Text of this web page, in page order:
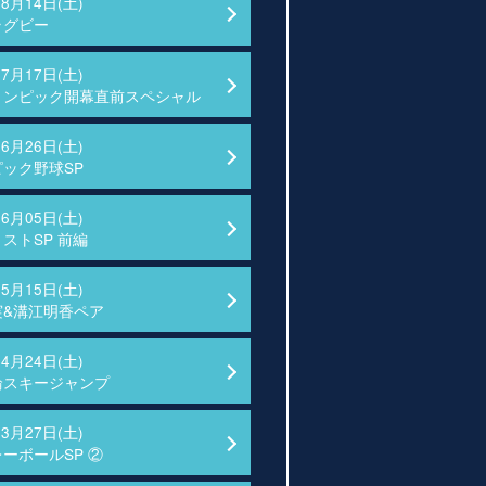
ビー
月17日(土)
ピック開幕直前スペシャル
月26日(土)
ク野球SP
月05日(土)
トSP 前編
月15日(土)
溝江明香ペア
月24日(土)
キージャンプ
月27日(土)
ーボールSP ②